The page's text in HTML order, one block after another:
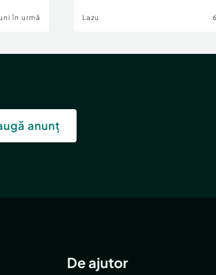
în urmă Lazu
anunț
De ajutor